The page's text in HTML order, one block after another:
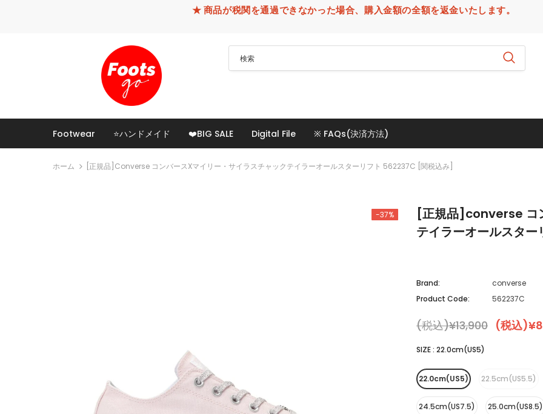
★ 商品が税関を通過できなかった場合、購入金額の全額を返金いたします。
Footwear ⭐ハンドメイド ❤️BIG SALE Digital File ※ FAQs(決済方法)
ホーム [正規品]converse コンバースXマイリー・サイラスチャックテイラーオールスターリフト 562237C [関税込み]
-37%
[正規品]converse コ
テイラーオールスタ
Brand:
converse
Product Code:
562237C
(税込)¥13,900 (税込
SIZE: 22.0cm(US5)
22.0cm(US5) 22.5cm(US5.5)
24.5cm(US7.5) 25.0cm(US8.5)